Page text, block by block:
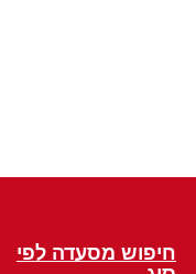
חיפוש מסעדה לפי